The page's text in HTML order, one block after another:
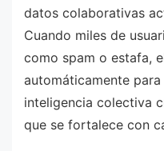
datos colaborativas
Cuando miles de
como spam o estafa,
automáticamente
inteligencia colectiva
que se fortalece con